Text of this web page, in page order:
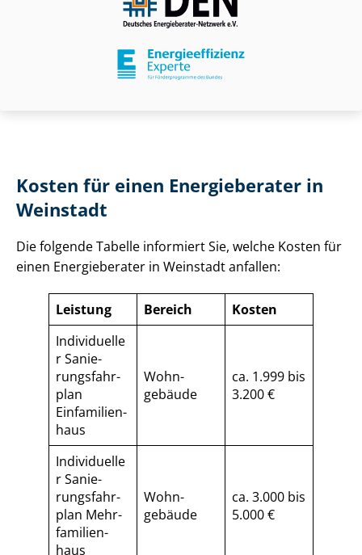
Kosten für einen Energieberater in
Weinstadt
Die folgende Tabelle informiert Sie, welche Kosten für
einen Energieberater in Weinstadt anfallen:
Leistung Bereich
Kosten
Individuelle
r Sa­nie­
rungs­fahr­
plan
Einfamilien­
haus
Wohn­
gebäude
ca. 1.999 bis
3.200 €
Individuelle
r Sa­nie­
rungs­fahr­
plan Mehr­
fa­mi­li­en­
haus
Wohn­
gebäude
ca. 3.000 bis
5.000 €